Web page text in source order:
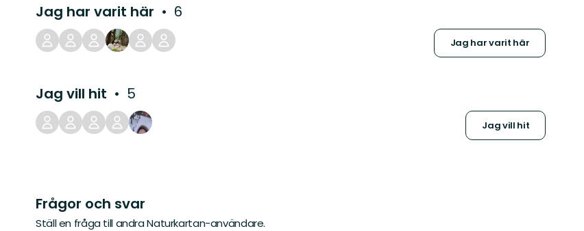
Jag har varit här 6
Jag har varit här
Jag vill hit 5
Jag vill hit
Frågor och svar
Ställ en fråga till andra Naturkartan-användare.